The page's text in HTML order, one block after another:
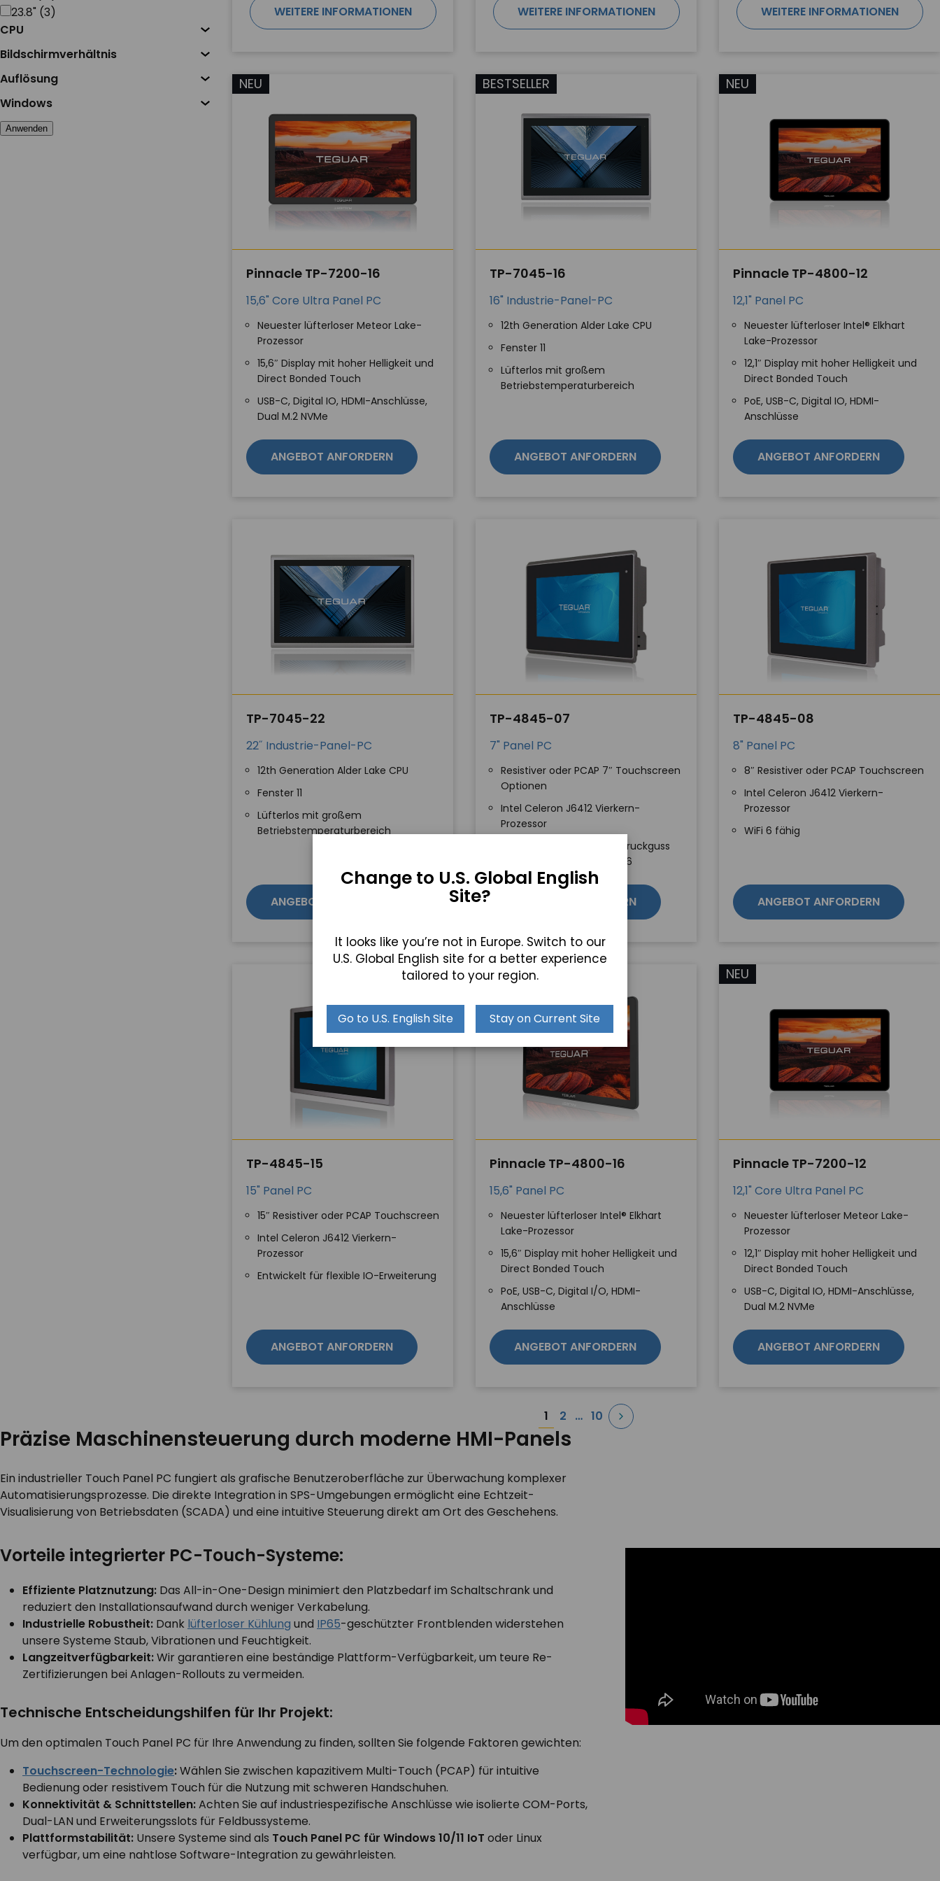
23.8" (3)
CPU
Bildschirmverhältnis
Auflösung
Windows
Anwenden
WEITERE INFORMATIONEN WEITERE INFORMATIONEN WEITERE INFORMATIONEN
NEU
Pinnacle TP-7200-16
15,6" Core Ultra Panel PC
Neuester lüfterloser Meteor Lake-
Prozessor
15,6″ Display mit hoher Helligkeit und
Direct Bonded Touch
USB-C, Digital IO, HDMI-Anschlüsse,
Dual M.2 NVMe
ANGEBOT ANFORDERN
BESTSELLER
TP-7045-16
16" Industrie-Panel-PC
12th Generation Alder Lake CPU
Fenster 11
Lüfterlos mit großem
Betriebstemperaturbereich
ANGEBOT ANFORDERN
NEU
Pinnacle TP-4800-12
12,1" Panel PC
Neuester lüfterloser Intel® Elkhart
Lake-Prozessor
12,1″ Display mit hoher Helligkeit und
Direct Bonded Touch
PoE, USB-C, Digital IO, HDMI-
Anschlüsse
ANGEBOT ANFORDERN
TP-7045-22
22˝ Industrie-Panel-PC
12th Generation Alder Lake CPU
Fenster 11
Lüfterlos mit großem
Betriebstemperaturbereich
ANGEBOT ANFORDERN
TP-4845-07
7" Panel PC
Resistiver oder PCAP 7″ Touchscreen
Optionen
Intel Celeron J6412 Vierkern-
Prozessor
Gehäuse aus Aluminiumdruckguss
und Frontblende nach IP66
ANGEBOT ANFORDERN
TP-4845-08
8" Panel PC
8″ Resistiver oder PCAP Touchscreen
Intel Celeron J6412 Vierkern-
Prozessor
WiFi 6 fähig
ANGEBOT ANFORDERN
TP-4845-15
15" Panel PC
15″ Resistiver oder PCAP Touchscreen
Intel Celeron J6412 Vierkern-
Prozessor
Entwickelt für flexible IO-Erweiterung
ANGEBOT ANFORDERN
NEU
Pinnacle TP-4800-16
15,6" Panel PC
Neuester lüfterloser Intel® Elkhart
Lake-Prozessor
15,6″ Display mit hoher Helligkeit und
Direct Bonded Touch
PoE, USB-C, Digital I/O, HDMI-
Anschlüsse
ANGEBOT ANFORDERN
NEU
Pinnacle TP-7200-12
12,1" Core Ultra Panel PC
Neuester lüfterloser Meteor Lake-
Prozessor
12,1″ Display mit hoher Helligkeit und
Direct Bonded Touch
USB-C, Digital IO, HDMI-Anschlüsse,
Dual M.2 NVMe
ANGEBOT ANFORDERN
Seitennummerierung
der
1 2 … 10
Präzise Maschinensteuerung durch moderne HMI-Panels
Ein industrieller Touch Panel PC fungiert als grafische Benutzeroberfläche zur Überwachung komplexer
Automatisierungsprozesse. Die direkte Integration in SPS-Umgebungen ermöglicht eine Echtzeit-
Visualisierung von Betriebsdaten (SCADA) und eine intuitive Steuerung direkt am Ort des Geschehens.
Vorteile integrierter PC-Touch-Systeme:
Effiziente Platznutzung: Das All-in-One-Design minimiert den Platzbedarf im Schaltschrank und
reduziert den Installationsaufwand durch weniger Verkabelung.
Industrielle Robustheit: Dank lüfterloser Kühlung und IP65-geschützter Frontblenden widerstehen
unsere Systeme Staub, Vibrationen und Feuchtigkeit.
Langzeitverfügbarkeit:Wir garantieren eine beständige Plattform-Verfügbarkeit, um teure Re-
Zertifizierungen bei Anlagen-Rollouts zu vermeiden.
Technische Entscheidungshilfen für Ihr Projekt:
Um den optimalen Touch Panel PC für Ihre Anwendung zu finden, sollten Sie folgende Faktoren gewichten:
Touchscreen-Technologie:Wählen Sie zwischen kapazitivem Multi-Touch (PCAP) für intuitive
Bedienung oder resistivem Touch für die Nutzung mit schweren Handschuhen.
Konnektivität & Schnittstellen:Achten Sie auf industriespezifische Anschlüsse wie isolierte COM-Ports,
Dual-LAN und Erweiterungsslots für Feldbussysteme.
Plattformstabilität: Unsere Systeme sind als Touch Panel PC für Windows 10/11 IoT oder Linux
verfügbar, um eine nahtlose Software-Integration zu gewährleisten.
Change to U.S. Global English
Site?
It looks like you’re not in Europe. Switch to our
U.S. Global English site for a better experience
tailored to your region.
Go to U.S. English Site Stay on Current Site